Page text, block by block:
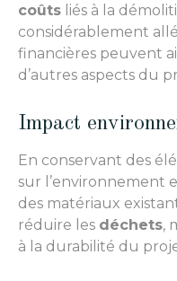
coûts liés à la
considérablement
financières peuvent
d’autres aspects du
Impact
En conservant des
sur l’environnement
des matériaux
réduire les déchets,
à la durabilité du